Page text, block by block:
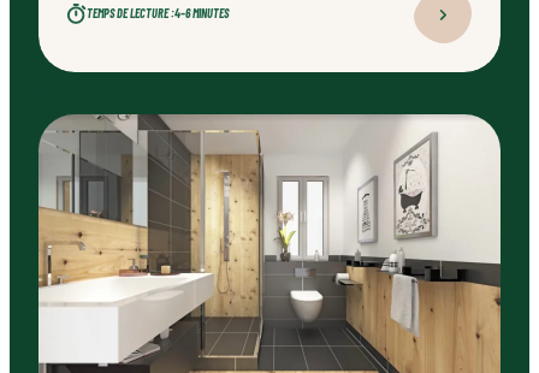
TEMPS DE LECTURE :4–6 MINUTES